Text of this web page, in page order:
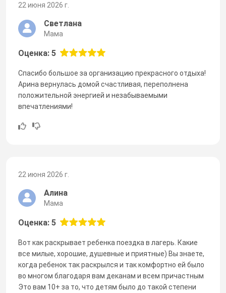
22 июня 2026 г.
Светлана
Мама
Оценка: 5
Спасибо большое за организацию прекрасного отдыха!
Арина вернулась домой счастливая, переполнена
положительной энергией и незабываемыми
впечатлениями!
22 июня 2026 г.
Алина
Мама
Оценка: 5
Вот как раскрывает ребенка поездка в лагерь. Какие
все милые, хорошие, душевные и приятные) Вы знаете,
когда ребенок так раскрылся и так комфортно ей было
во многом благодаря вам деканам и всем причастным
Это вам 10+ за то, что детям было до такой степени